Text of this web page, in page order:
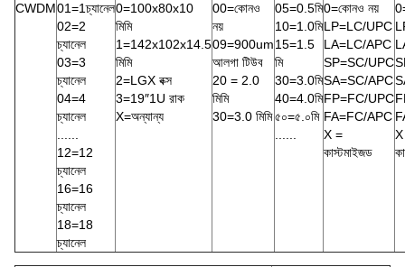
CWDM01=1চ্যানেল
02=2
চ্যানেল
03=3
চ্যানেল
04=4
চ্যানেল
12=12
চ্যানেল
16=16
চ্যানেল
18=18
চ্যানেল
0=100x80x10
মিমি
1=142x102x14.5
মিমি
2=LGX বক্স
3=19″1U রাক
X=অন্যান্য
00=কোনও
নয়
09=900um
আলগা টিউব
20 = 2.0
মিমি
30=3.0 মিমি
05=0.5মি
10=1.0মি
15=1.5
মি
30=3.0মি
40=4.0মি
৫০=৫.০মি
0=কোনও নয়
LP=LC/UPC
LA=LC/APC
SP=SC/UPC
SA=SC/APC
FP=FC/UPC
FA=FC/APC
X =
কাস্টমাইজড